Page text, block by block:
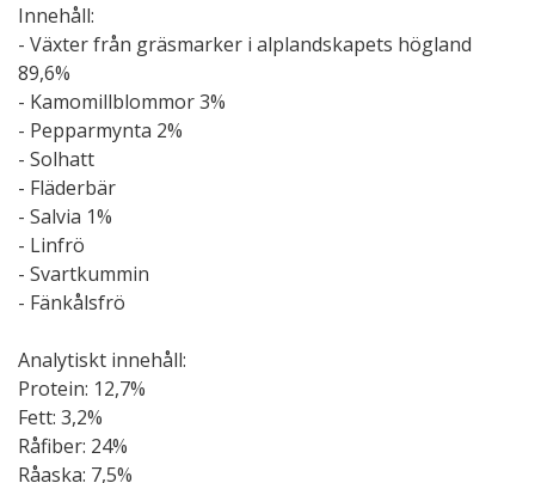
Innehåll:
- Växter från gräsmarker i alplandskapets högland
89,6%
- Kamomillblommor 3%
- Pepparmynta 2%
- Solhatt
- Fläderbär
- Salvia 1%
- Linfrö
- Svartkummin
- Fänkålsfrö
Analytiskt innehåll:
Protein: 12,7%
Fett: 3,2%
Råfiber: 24%
Råaska: 7,5%